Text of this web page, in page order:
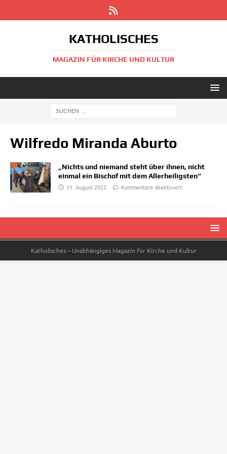
KATHOLISCHES
MAGAZIN FÜR KIRCHE UND KULTUR
Wilfredo Miranda Aburto
„Nichts und niemand steht über ihnen, nicht
einmal ein Bischof mit dem Allerheiligsten“
11. August 2022
Kommentare deaktiviert
Katholisches – Unabhängiges Magazin für Kirche und Kultur